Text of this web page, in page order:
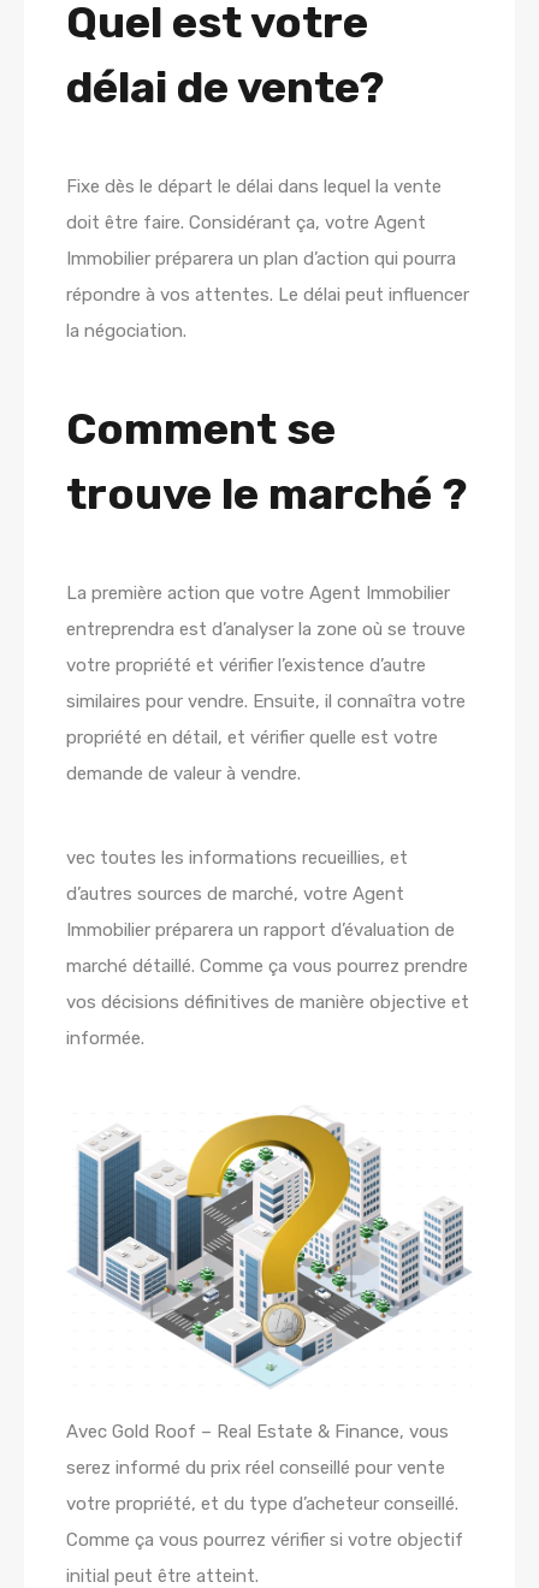
Quel est votre
délai de vente?
Fixe dès le départ le délai dans lequel la vente
doit être faire. Considérant ça, votre Agent
Immobilier préparera un plan d’action qui pourra
répondre à vos attentes. Le délai peut influencer
la négociation.
Comment se
trouve le marché ?
La première action que votre Agent Immobilier
entreprendra est d’analyser la zone où se trouve
votre propriété et vérifier l’existence d’autre
similaires pour vendre. Ensuite, il connaîtra votre
propriété en détail, et vérifier quelle est votre
demande de valeur à vendre.
vec toutes les informations recueillies, et
d’autres sources de marché, votre Agent
Immobilier préparera un rapport d’évaluation de
marché détaillé. Comme ça vous pourrez prendre
vos décisions définitives de manière objective et
informée.
Avec Gold Roof – Real Estate & Finance, vous
serez informé du prix réel conseillé pour vente
votre propriété, et du type d’acheteur conseillé.
Comme ça vous pourrez vérifier si votre objectif
initial peut être atteint.